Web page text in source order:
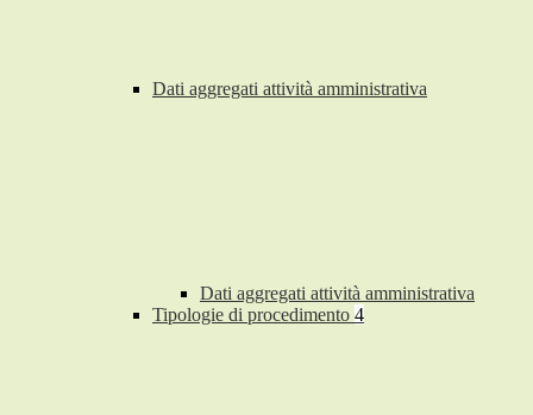
Dati aggregati attività amministrativa
Dati aggregati attività amministrativa
Tipologie di procedimento 4